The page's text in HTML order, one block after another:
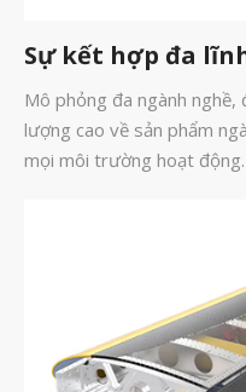
Sự kết hợp đa
Mô phỏng đa ngành
lượng cao về sản phẩm
mọi môi trường hoạt động.